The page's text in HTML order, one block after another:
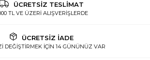
ÜCRETSİZ TESLİMAT
TL VE ÜZERİ ALIŞVERİŞLERDE
ÜCRETSİZ İADE
DEĞİŞTİRMEK İÇİN 14 GÜNÜNÜZ VAR